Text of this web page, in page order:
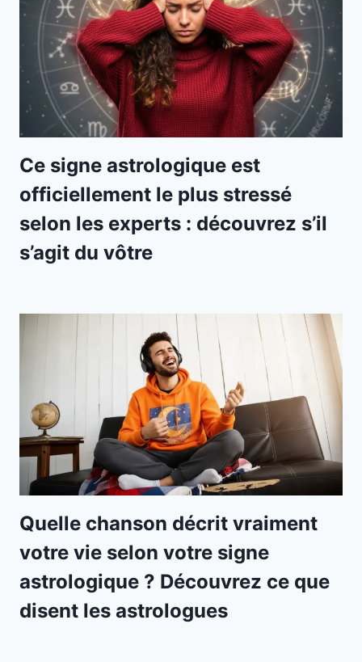
Ce signe astrologique est
officiellement le plus stressé
selon les experts : découvrez s’il
s’agit du vôtre
Quelle chanson décrit vraiment
votre vie selon votre signe
astrologique ? Découvrez ce que
disent les astrologues